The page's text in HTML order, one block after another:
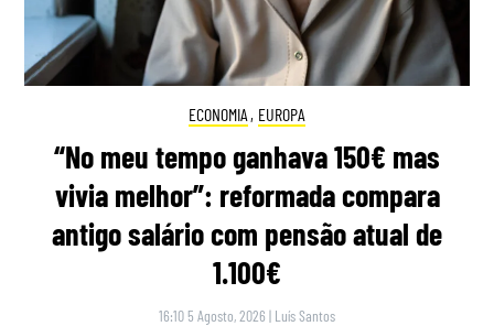
ECONOMIA , EUROPA
“No meu tempo ganhava 150€ mas
vivia melhor”: reformada compara
antigo salário com pensão atual de
1.100€
16:10 5 Agosto, 2026 | Luís Santos